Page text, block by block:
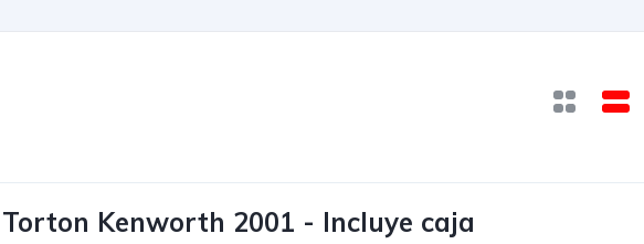
Torton Kenworth 2001 - Incluye caja